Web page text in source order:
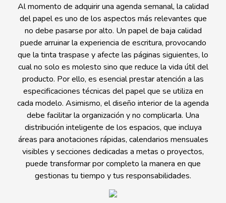
Al momento de adquirir una agenda semanal, la calidad
del papel es uno de los aspectos más relevantes que
no debe pasarse por alto. Un papel de baja calidad
puede arruinar la experiencia de escritura, provocando
que la tinta traspase y afecte las páginas siguientes, lo
cual no solo es molesto sino que reduce la vida útil del
producto. Por ello, es esencial prestar atención a las
especificaciones técnicas del papel que se utiliza en
cada modelo. Asimismo, el diseño interior de la agenda
debe facilitar la organización y no complicarla. Una
distribución inteligente de los espacios, que incluya
áreas para anotaciones rápidas, calendarios mensuales
visibles y secciones dedicadas a metas o proyectos,
puede transformar por completo la manera en que
gestionas tu tiempo y tus responsabilidades.